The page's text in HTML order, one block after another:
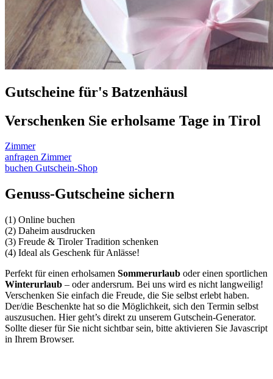
Gutscheine für's Batzenhäusl
Verschenken Sie erholsame Tage in Tirol
Zimmer
anfragen Zimmer
buchen Gutschein-Shop
Genuss-Gutscheine sichern
(1) Online buchen
(2) Daheim ausdrucken
(3) Freude & Tiroler Tradition schenken
(4) Ideal als Geschenk für Anlässe!
Perfekt für einen erholsamen Sommerurlaub oder einen sportlichen
Winterurlaub – oder andersrum. Bei uns wird es nicht langweilig!
Verschenken Sie einfach die Freude, die Sie selbst erlebt haben.
Der/die Beschenkte hat so die Möglichkeit, sich den Termin selbst
auszusuchen. Hier geht’s direkt zu unserem Gutschein-Generator.
Sollte dieser für Sie nicht sichtbar sein, bitte aktivieren Sie Javascript
in Ihrem Browser.